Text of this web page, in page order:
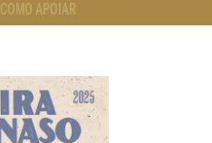
COMO APOIAR